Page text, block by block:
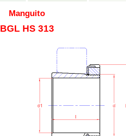
Manguito
BGL HS 313